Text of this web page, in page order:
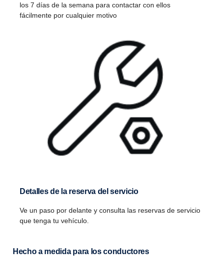
los 7 días de la semana para contactar con ellos
fácilmente por cualquier motivo
Detalles de la reserva del servicio
Ve un paso por delante y consulta las reservas de servicio
que tenga tu vehículo.
Hecho a medida para los conduc­tores